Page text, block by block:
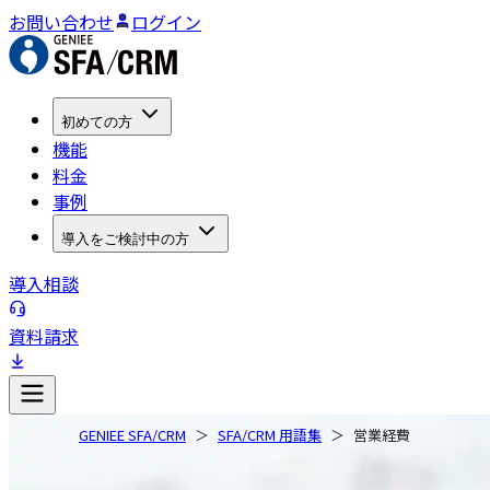
お問い合わせ ログイン
初めての方
機能
料金
事例
導入をご検討中の方
導入相談
資料請求
GENIEE SFA/CRM SFA/CRM 用語集 営業経費